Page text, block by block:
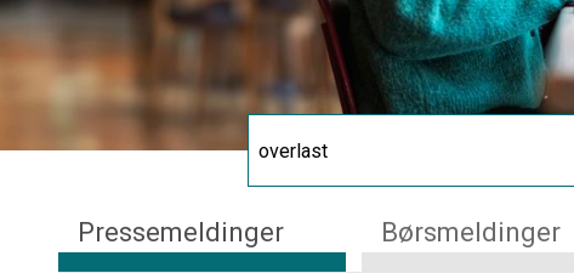
Pressemeldinger Børsmeldinger